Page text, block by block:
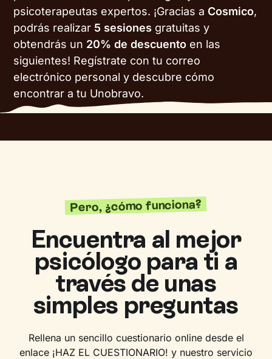
psicoterapeutas expertos. ¡Gracias a Cosmico,
podrás realizar 5 sesiones gratuitas y
obtendrás un 20% de descuento en las
siguientes! Regístrate con tu correo
electrónico personal y descubre cómo
encontrar a tu Unobravo.
Pero, ¿cómo funciona?
Encuentra al mejor
psicólogo para ti a
través de unas
simples preguntas
Rellena un sencillo cuestionario online desde el
enlace ¡HAZ EL CUESTIONARIO! y nuestro servicio